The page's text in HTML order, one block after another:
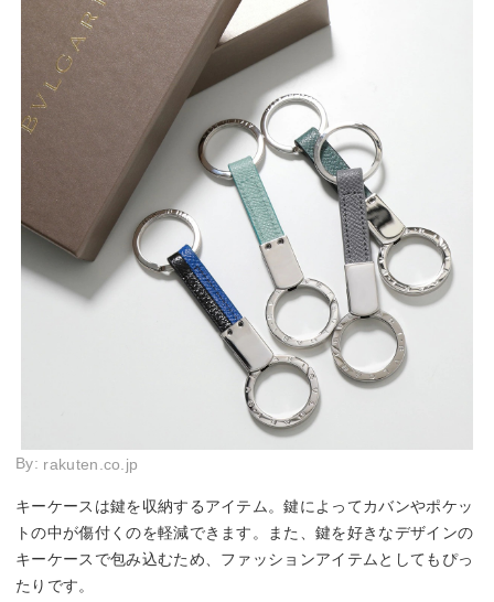
By: rakuten.co.jp
キーケースは鍵を収納するアイテム。鍵によってカバンやポケッ
トの中が傷付くのを軽減できます。また、鍵を好きなデザインの
キーケースで包み込むため、ファッションアイテムとしてもぴっ
たりです。